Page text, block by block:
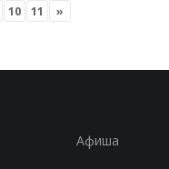
10 11 »
Афиша